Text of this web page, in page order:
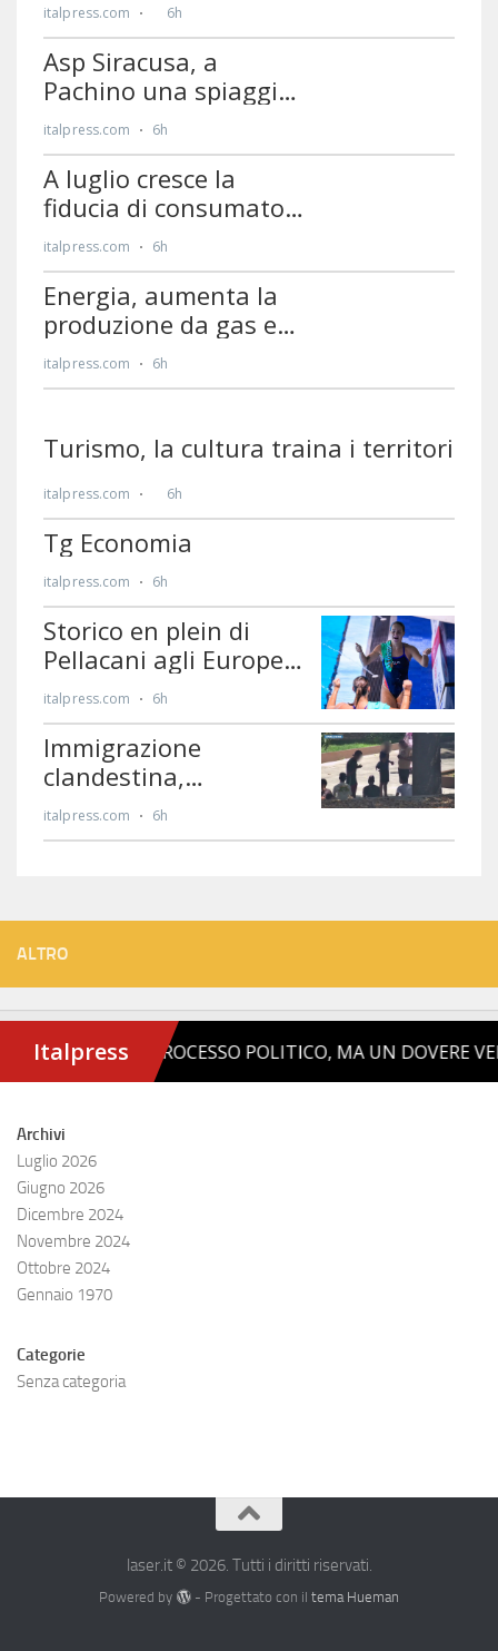
ALTRO
Archivi
Luglio 2026
Giugno 2026
Dicembre 2024
Novembre 2024
Ottobre 2024
Gennaio 1970
Categorie
Senza categoria
laser.it © 2026. Tutti i diritti riservati.
Powered by - Progettato con il tema Hueman